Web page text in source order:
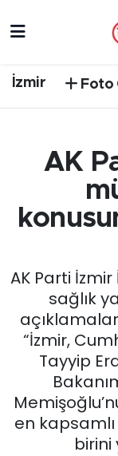
İzmir Foto
AK
AK Parti İzmir
sağlık
“İzmir,
Tayyip
en
birini
EĞİTİM
EKONOMİ
English
GÜNCEL
KÜLTÜR
MAGAZİN
Trafik
Süper
Tüm
Son
Haber